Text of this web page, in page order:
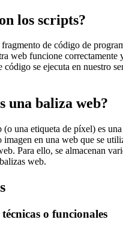
los scripts?
de código de
web funcione correctamente
código se ejecuta en nuestro
una baliza web?
una etiqueta de píxel) es
imagen en una web que se
Para ello, se almacenan
web.
o funcionales